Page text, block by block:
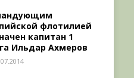
флотилией
капитан 1
Ильдар Ахмеров